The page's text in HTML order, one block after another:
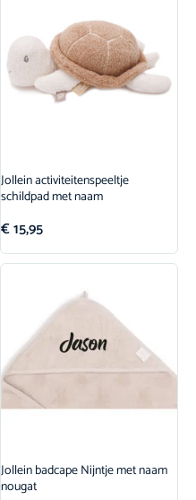
Jollein activiteitenspeeltje
schildpad met naam
€15,95
Jollein badcape Nijntje met naam
nougat